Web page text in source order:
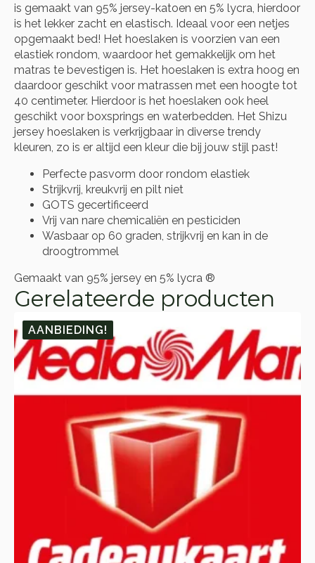
is gemaakt van 95% jersey-katoen en 5% lycra, hierdoor
is het lekker zacht en elastisch. Ideaal voor een netjes
opgemaakt bed! Het hoeslaken is voorzien van een
elastiek rondom, waardoor het gemakkelijk om het
matras te bevestigen is. Het hoeslaken is extra hoog en
daardoor geschikt voor matrassen met een hoogte tot
40 centimeter. Hierdoor is het hoeslaken ook heel
geschikt voor boxsprings en waterbedden. Het Shizu
jersey hoeslaken is verkrijgbaar in diverse trendy
kleuren, zo is er altijd een kleur die bij jouw stijl past!
Perfecte pasvorm door rondom elastiek
Strijkvrij, kreukvrij en pilt niet
GOTS gecertificeerd
Vrij van nare chemicaliën en pesticiden
Wasbaar op 60 graden, strijkvrij en kan in de
droogtrommel
Gemaakt van 95% jersey en 5% lycra ®
Gerelateerde producten
AANBIEDING!